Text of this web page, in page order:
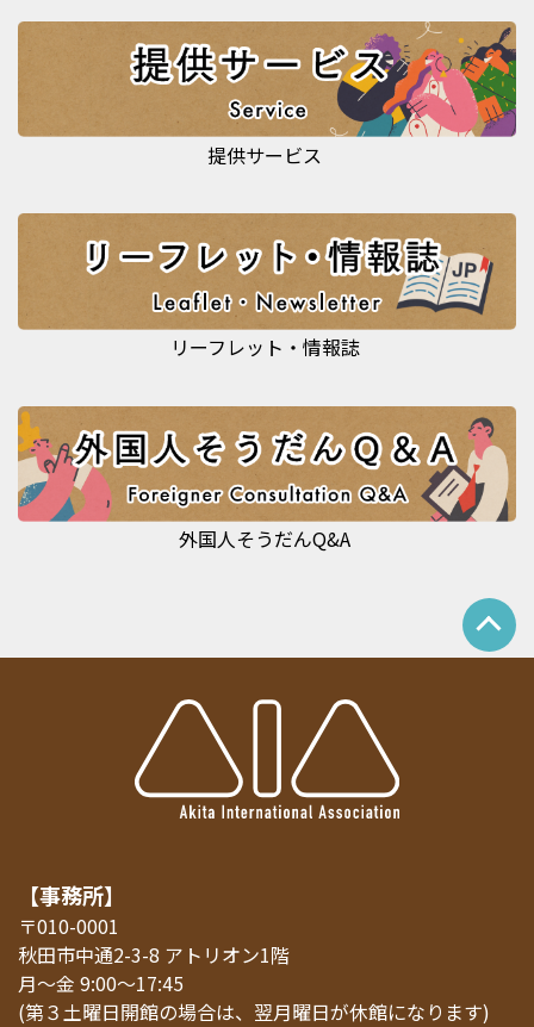
提供サービス
リーフレット・情報誌
外国人そうだんQ&A
【事務所】
〒010-0001
秋田市中通2-3-8 アトリオン1階
月～金 9:00～17:45
(第３土曜日開館の場合は、翌月曜日が休館になります)